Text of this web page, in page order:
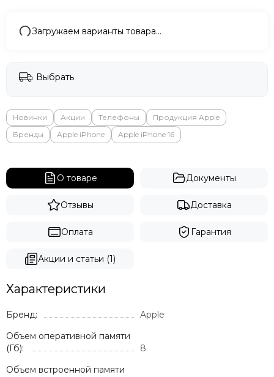
Valve
Whoop
ZTE
Загружаем варианты товара…
Выбрать
Новинки Акции Телефоны
Продукция Apple
Бренды
Apple iPhone Apple iPhone 16
О товаре Документы
Отзывы Доставка
Оплата Гарантия
Акции и статьи (1)
Характеристики
Бренд:
Apple
Объем оперативной памяти
(Гб):
8
Объем встроенной памяти